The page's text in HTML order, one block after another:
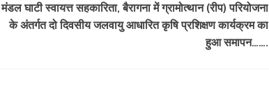
मंडल घाटी स्वायत्त सहकारिता, बैरागना में ग्रामोत्थान (रीप) परियोजना
के अंतर्गत दो दिवसीय जलवायु आधारित कृषि प्रशिक्षण कार्यक्रम का
हुआ समापन…….